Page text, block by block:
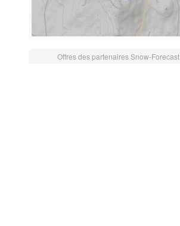
Offres des partenaires Snow-Forecast